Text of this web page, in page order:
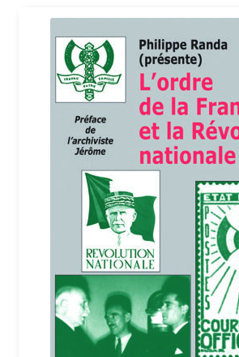
Listes d’Envies
Livres de Peter Randa
Livres de Philippe Randa
Login Customizer
Newsletter
Nous Contacter
Politique de confidentialité et cookies
Qui sommes-nous ?
Soutien à Philippe Randa
Suivi de la Commande